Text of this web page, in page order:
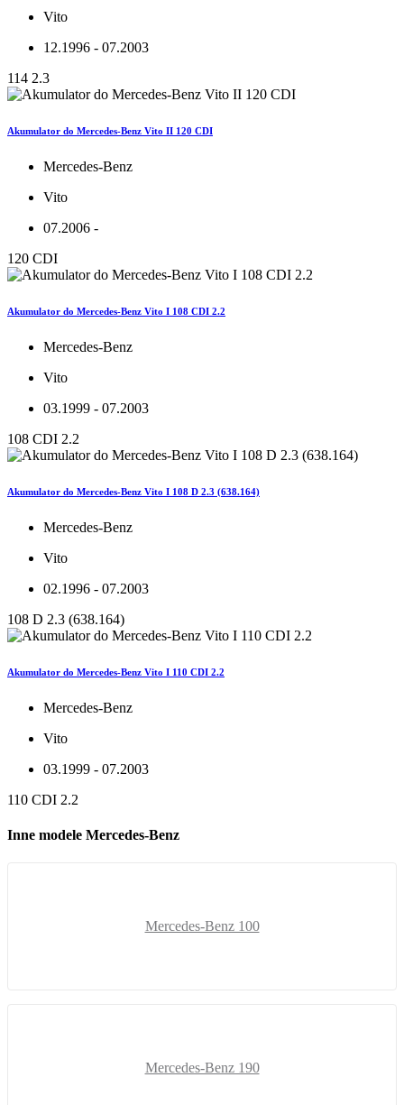
Vito
12.1996 - 07.2003
114 2.3
Akumulator do Mercedes-Benz Vito II 120 CDI
Mercedes-Benz
Vito
07.2006 -
120 CDI
Akumulator do Mercedes-Benz Vito I 108 CDI 2.2
Mercedes-Benz
Vito
03.1999 - 07.2003
108 CDI 2.2
Akumulator do Mercedes-Benz Vito I 108 D 2.3 (638.164)
Mercedes-Benz
Vito
02.1996 - 07.2003
108 D 2.3 (638.164)
Akumulator do Mercedes-Benz Vito I 110 CDI 2.2
Mercedes-Benz
Vito
03.1999 - 07.2003
110 CDI 2.2
Inne modele Mercedes-Benz
Mercedes-Benz 100
Mercedes-Benz 190